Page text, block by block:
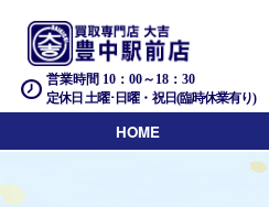
営業時間 10：00～18：30
定休日 土曜･日曜・祝日(臨時休業有り)
HOME